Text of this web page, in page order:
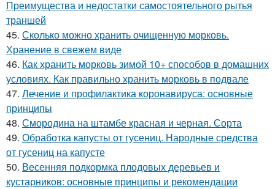
Преимущества и недостатки самостоятельного рытья
траншей
45. Сколько можно хранить очищенную морковь.
Хранение в свежем виде
46. Как хранить морковь зимой 10+ способов в домашних
условиях. Как правильно хранить морковь в подвале
47. Лечение и профилактика коронавируса: основные
принципы
48. Смородина на штамбе красная и черная. Сорта
49. Обработка капусты от гусениц. Народные средства
от гусениц на капусте
50. Весенняя подкормка плодовых деревьев и
кустарников: основные принципы и рекомендации